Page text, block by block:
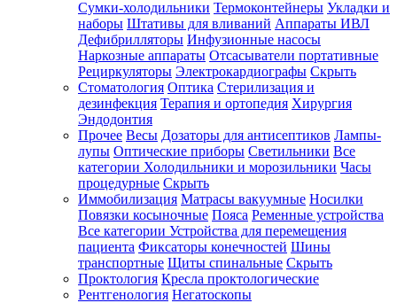
Сумки-холодильники Термоконтейнеры Укладки и
наборы Штативы для вливаний Аппараты ИВЛ
Дефибрилляторы Инфузионные насосы
Наркозные аппараты Отсасыватели портативные
Рециркуляторы Электрокардиографы Скрыть
Стоматология Оптика Стерилизация и
дезинфекция Терапия и ортопедия Хирургия
Эндодонтия
Прочее Весы Дозаторы для антисептиков Лампы-
лупы Оптические приборы Светильники Все
категории Холодильники и морозильники Часы
процедурные Скрыть
Иммобилизация Матрасы вакуумные Носилки
Повязки косыночные Пояса Ременные устройства
Все категории Устройства для перемещения
пациента Фиксаторы конечностей Шины
транспортные Щиты спинальные Скрыть
Проктология Кресла проктологические
Рентгенология Негатоскопы